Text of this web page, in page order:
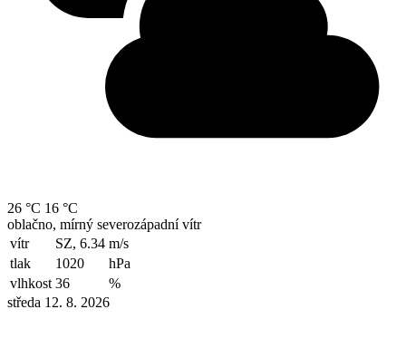
26 °C 16 °C
oblačno, mírný severozápadní vítr
vítr
SZ, 6.34 m/s
tlak
1020
hPa
vlhkost 36
%
středa 12. 8. 2026